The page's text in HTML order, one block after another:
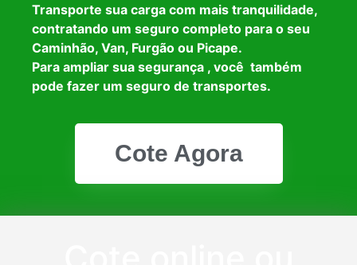
Transporte sua carga com mais tranquilidade,
contratando um seguro completo para o seu
Caminhão, Van, Furgão ou Picape.
Para ampliar sua segurança , você também
pode fazer um seguro de transportes.
Cote Agora